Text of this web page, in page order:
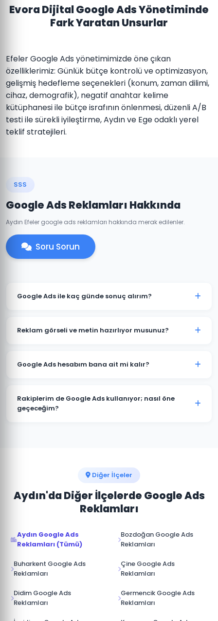
Evora Dijital Google Ads Yönetiminde
Fark Yaratan Unsurlar
Efeler Google Ads yönetimimizde öne çıkan
özelliklerimiz: Günlük bütçe kontrolü ve optimizasyon,
gelişmiş hedefleme seçenekleri (konum, zaman dilimi,
cihaz, demografik), negatif anahtar kelime
kütüphanesi ile bütçe israfının önlenmesi, düzenli A/B
testi ile sürekli iyileştirme, Aydın ve Ege odaklı yerel
teklif stratejileri.
SSS
Google Ads Reklamları Hakkında
Aydın Efeler google ads reklamları hakkında merak edilenler.
Soru Sorun
Google Ads ile kaç günde sonuç alırım?
kampanyası genellikle 7-14 gün içinde anlamlı trafik
Reklam görseli ve metin hazırlıyor musunuz?
görsel tasarımlar ve video reklamlar dahil tüm kreatif
Google Ads hesabım bana ait mi kalır?
müşterimize aittir. Ajans erişimi yönetici (admin)
seviyesinde değil, reklam yöneticisi seviyesinde
Rakiplerim de Google Ads kullanıyor; nasıl öne
geçeceğim?
yöneterek üstünlük sağlıyoruz.
Diğer İlçeler
Aydın'da Diğer İlçelerde Google Ads
Reklamları
Aydın Google Ads
Reklamları (Tümü)
Bozdoğan Google Ads
Reklamları
Buharkent Google Ads
Reklamları
Çine Google Ads
Reklamları
Didim Google Ads
Reklamları
Germencik Google Ads
Reklamları